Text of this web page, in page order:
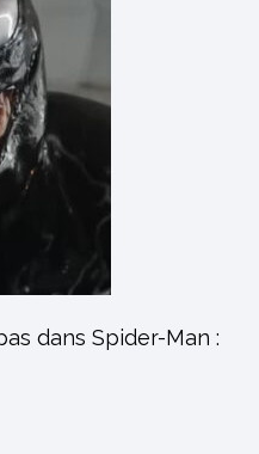
dans Spider-Man :